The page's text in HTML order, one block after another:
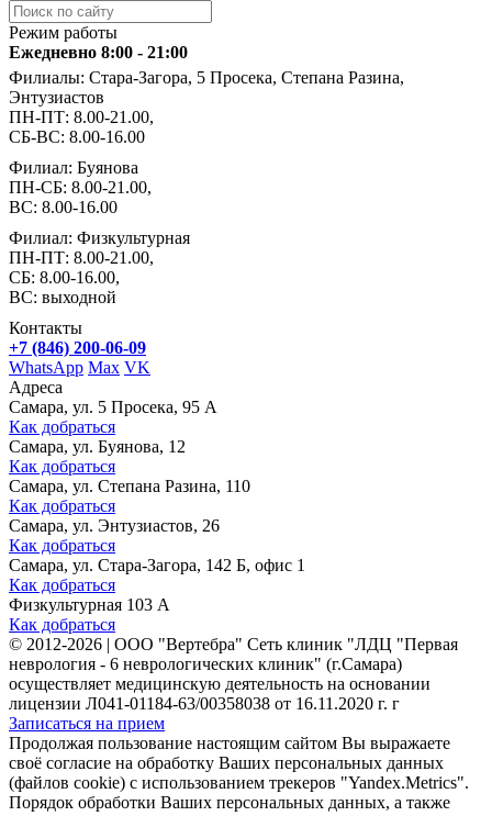
Режим работы
Ежедневно 8:00 - 21:00
Филиалы: Стара-Загора, 5 Просека, Степана Разина,
Энтузиастов
ПН-ПТ: 8.00-21.00,
СБ-ВС: 8.00-16.00
Филиал: Буянова
ПН-СБ: 8.00-21.00,
ВС: 8.00-16.00
Филиал: Физкультурная
ПН-ПТ: 8.00-21.00,
СБ: 8.00-16.00,
ВС: выходной
Контакты
+7 (846) 200-06-09
WhatsApp Max VK
Адреса
Самара, ул. 5 Просека, 95 А
Как добраться
Самара, ул. Буянова, 12
Как добраться
Самара, ул. Степана Разина, 110
Как добраться
Самара, ул. Энтузиастов, 26
Как добраться
Самара, ул. Стара-Загора, 142 Б, офис 1
Как добраться
Физкультурная 103 А
Как добраться
© 2012-2026 | ООО "Вертебра" Сеть клиник "ЛДЦ "Первая
неврология - 6 неврологических клиник" (г.Самара)
осуществляет медицинскую деятельность на основании
лицензии Л041-01184-63/00358038 от 16.11.2020 г. г
Записаться на прием
Продолжая пользование настоящим сайтом Вы выражаете
своё согласие на обработку Ваших персональных данных
(файлов cookie) с использованием трекеров "Yandex.Metrics".
Порядок обработки Ваших персональных данных, а также